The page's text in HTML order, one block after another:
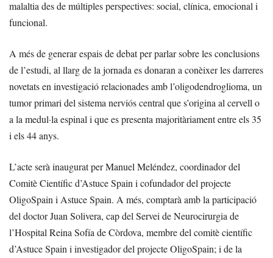
malaltia des de múltiples perspectives: social, clínica, emocional i
funcional.
A més de generar espais de debat per parlar sobre les conclusions
de l’estudi, al llarg de la jornada es donaran a conèixer les darreres
novetats en investigació relacionades amb l’oligodendroglioma, un
tumor primari del sistema nerviós central que s’origina al cervell o
a la medul·la espinal i que es presenta majoritàriament entre els 35
i els 44 anys.
L’acte serà inaugurat per Manuel Meléndez, coordinador del
Comitè Científic d’Astuce Spain i cofundador del projecte
OligoSpain i Astuce Spain. A més, comptarà amb la participació
del doctor Juan Solivera, cap del Servei de Neurocirurgia de
l’Hospital Reina Sofía de Còrdova, membre del comitè científic
d’Astuce Spain i investigador del projecte OligoSpain; i de la